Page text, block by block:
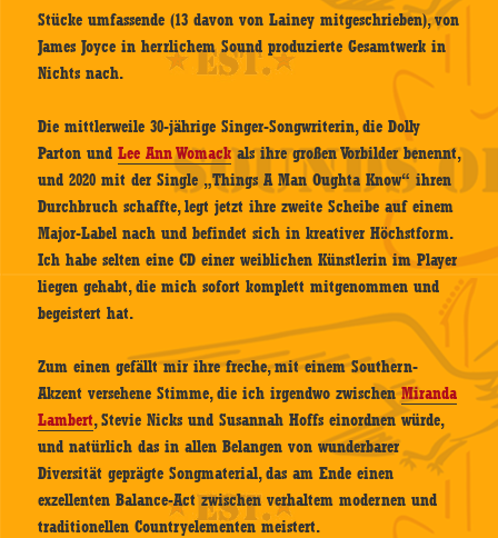
Stücke umfassende (13 davon von Lainey mitgeschrieben), von
James Joyce in herrlichem Sound produzierte Gesamtwerk in
Nichts nach.
Die mittlerweile 30-jährige Singer-Songwriterin, die Dolly
Parton undLee Ann Womackals ihre großen Vorbilder benennt,
und 2020 mit der Single „Things A Man Oughta Know“ ihren
Durchbruch schaffte, legt jetzt ihre zweite Scheibe auf einem
Major-Label nach und befindet sich in kreativer Höchstform.
Ich habe selten eine CD einer weiblichen Künstlerin im Player
liegen gehabt, die mich sofort komplett mitgenommen und
begeistert hat.
Zum einen gefällt mir ihre freche, mit einem Southern-
Akzent versehene Stimme, die ich irgendwo zwischenMiranda
Lambert, Stevie Nicks und Susannah Hoffs einordnen würde,
und natürlich das in allen Belangen von wunderbarer
Diversität geprägte Songmaterial, das am Ende einen
exzellenten Balance-Act zwischen verhaltem modernen und
traditionellen Countryelementen meistert.